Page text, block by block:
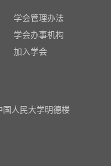
学会管理办法
学会办事机构
加入学会
人民大学明德楼